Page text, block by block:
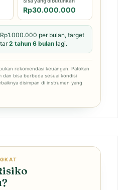
Rp30.000.000
per bulan, target
2 tahun 6 bulan lagi.
rekomendasi keuangan. Patokan
dan bisa berbeda sesuai kondisi
disimpan di instrumen yang